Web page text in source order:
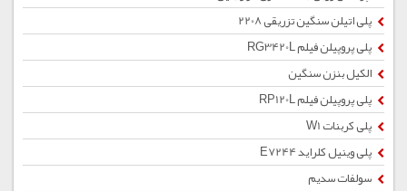
پلی اتیلن سنگین تزریقی 2208
پلی پروپیلن فیلم RG3420L
الکیل بنزن سنگین
پلی پروپیلن فیلم RP120L
پلی کربنات W1
پلی وینیل کلراید E7244
سولفات سدیم